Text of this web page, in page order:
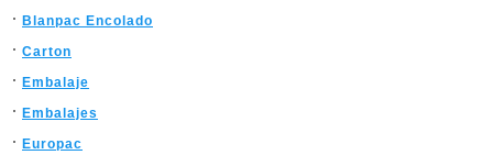
Blanpac Encolado
Carton
Embalaje
Embalajes
Europac